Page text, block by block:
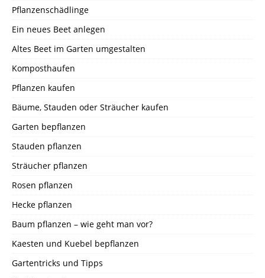
Pflanzenschädlinge
Ein neues Beet anlegen
Altes Beet im Garten umgestalten
Komposthaufen
Pflanzen kaufen
Bäume, Stauden oder Sträucher kaufen
Garten bepflanzen
Stauden pflanzen
Sträucher pflanzen
Rosen pflanzen
Hecke pflanzen
Baum pflanzen – wie geht man vor?
Kaesten und Kuebel bepflanzen
Gartentricks und Tipps